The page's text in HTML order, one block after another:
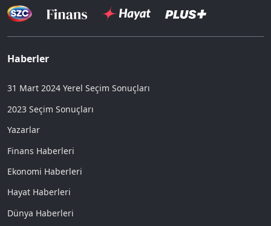
Haberler
31 Mart 2024 Yerel Seçim Sonuçları
2023 Seçim Sonuçları
Yazarlar
Finans Haberleri
Ekonomi Haberleri
Hayat Haberleri
Dünya Haberleri